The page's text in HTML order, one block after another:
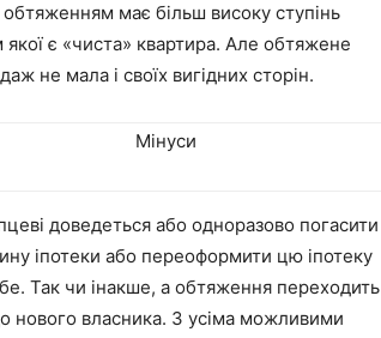
має більш високу ступінь
є «чиста» квартира. Але обтяжене
не мала і своїх вигідних сторін.
Мінуси
доведеться або одноразово погасити
іпотеки або переоформити цю іпотеку
Так чи інакше, а обтяження переходить
нового власника. З усіма можливими